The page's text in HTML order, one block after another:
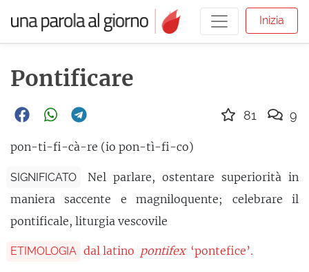
Inizia
Pontificare
pon-ti-fi-cà-re (io pon-tì-fi-co)
SIGNIFICATO
Nel parlare, ostentare superiorità in
maniera saccente e magniloquente; celebrare il
pontificale, liturgia vescovile
ETIMOLOGIA dal latino pontifex ‘pontefice’.
81 9